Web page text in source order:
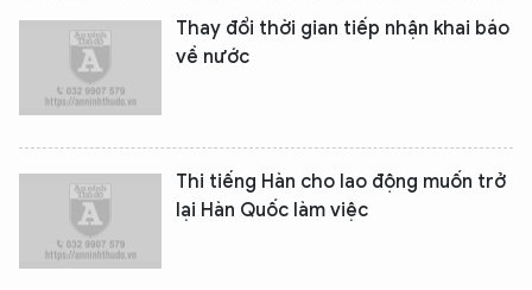
Thay đổi thời gian tiếp nhận khai báo
về nước
Thi tiếng Hàn cho lao động muốn trở
lại Hàn Quốc làm việc